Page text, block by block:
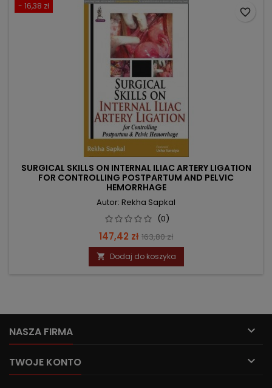
- 16,38 zł
SURGICAL SKILLS ON INTERNAL ILIAC ARTERY LIGATION
FOR CONTROLLING POSTPARTUM AND PELVIC
HEMORRHAGE
Autor: Rekha Sapkal
(0)
Cena
147,42 zł Cena
podstawowa
163,80 zł
 Dodaj do koszyka
favorite_border
NASZA FIRMA 
TWOJE KONTO 